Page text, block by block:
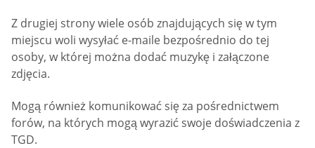
Z drugiej strony wiele osób znajdujących się w tym
miejscu woli wysyłać e-maile bezpośrednio do tej
osoby, w której można dodać muzykę i załączone
zdjęcia.
Mogą również komunikować się za pośrednictwem
forów, na których mogą wyrazić swoje doświadczenia z
TGD.